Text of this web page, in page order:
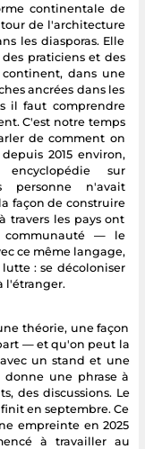
continentale de
de l'architecture
les diasporas. Elle
praticiens et des
dans une
ancrées dans les
il faut comprendre
C'est notre temps
de comment on
2015 environ,
sur
personne n'avait
façon de construire
travers les pays ont
communauté — le
ce même langage,
: se décoloniser
l'étranger.
théorie, une façon
— et qu'on peut la
un stand et une
donne une phrase à
des discussions. Le
en septembre. Ce
empreinte en 2025
à travailler au